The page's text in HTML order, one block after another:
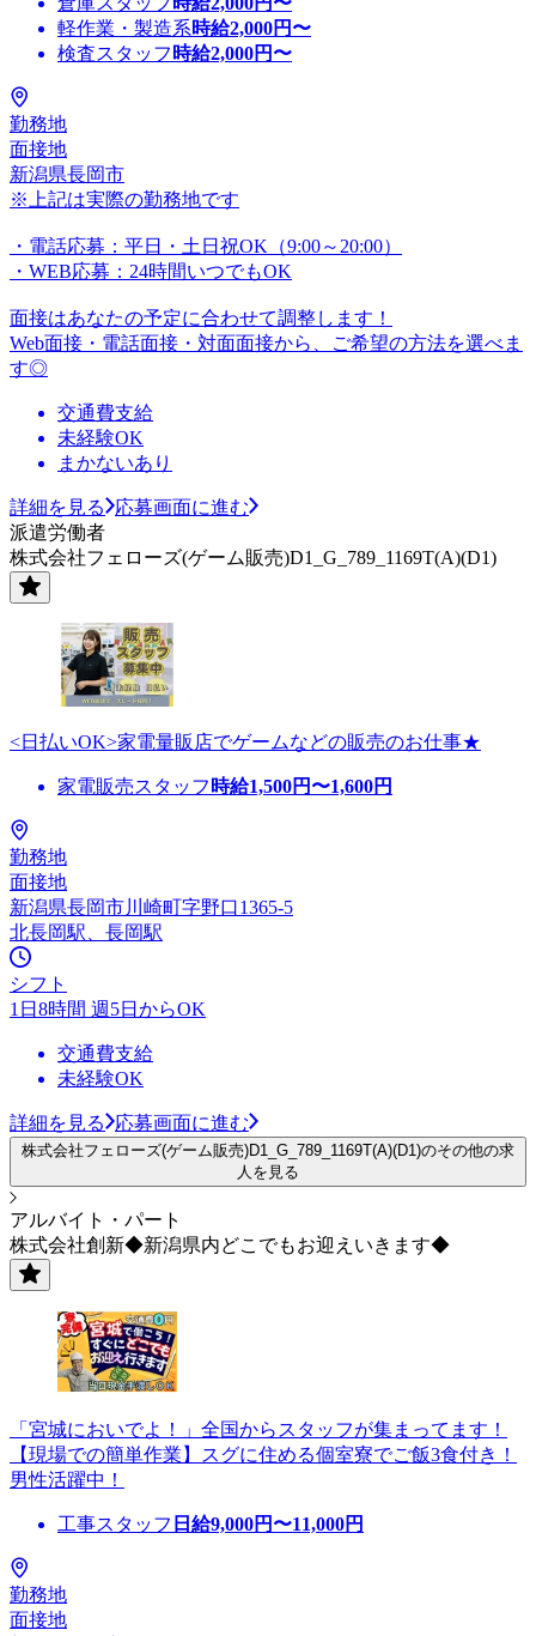
軽作業・製造系時給2,000円〜
検査スタッフ 時給2,000円〜
勤務地
面接地
新潟県長岡市
※上記は実際の勤務地です
・電話応募：平日・土日祝OK（9:00～20:00）
・WEB応募：24時間いつでもOK
面接はあなたの予定に合わせて調整します！
Web面接・電話面接・対面面接から、ご希望の方法を選べま
す◎
交通費支給
未経験OK
まかないあり
詳細を見る
応募画面に進む
派遣労働者
株式会社フェローズ(ゲーム販売)D1_G_789_1169T(A)(D1)
<日払いOK>家電量販店でゲームなどの販売のお仕事★
家電販売スタッフ 時給1,500円〜1,600円
勤務地
面接地
新潟県長岡市川崎町字野口1365-5
北長岡駅、長岡駅
シフト
1日8時間 週5日からOK
交通費支給
未経験OK
詳細を見る 応募画面に進む
株式会社フェローズ(ゲーム販売)D1_G_789_1169T(A)(D1)のその他の求
人を見る
アルバイト・パート
株式会社創新◆新潟県内どこでもお迎えいきます◆
「宮城においでよ！」全国からスタッフが集まってます！
【現場での簡単作業】スグに住める個室寮でご飯3食付き！
男性活躍中！
工事スタッフ 日給9,000円〜11,000円
勤務地
面接地